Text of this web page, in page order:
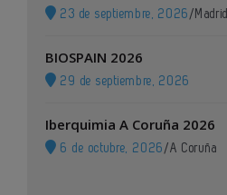
23 de septiembre, 2026 / Madrid
BIOSPAIN 2026
29 de septiembre, 2026
Iberquimia A Coruña 2026
6 de octubre, 2026 /A Coruña